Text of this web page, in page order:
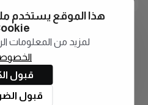
هذا الموقع يستخدم
لمزيد من المعلومات
قبول
قبول